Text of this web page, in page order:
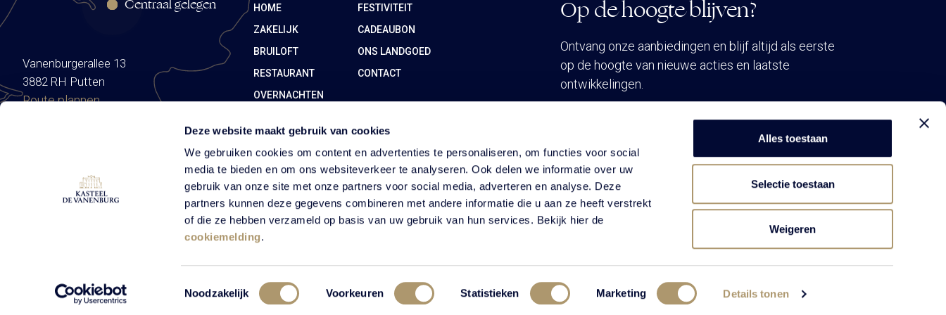
Deze website maakt gebruik van cookies
We gebruiken cookies om content en advertenties te personaliseren, om functies voor social
media te bieden en om ons websiteverkeer te analyseren. Ook delen we informatie over uw
gebruik van onze site met onze partners voor social media, adverteren en analyse. Deze
partners kunnen deze gegevens combineren met andere informatie die u aan ze heeft verstrekt
of die ze hebben verzameld op basis van uw gebruik van hun services. Bekijk hier de
cookiemelding.
Toestemmingsselectie
Noodzakelijk Voorkeuren Statistieken Marketing Details tonen
Alles toestaan
Selectie toestaan
Weigeren
Centraal gelegen
Vanenburgerallee 13
3882 RH Putten
Route plannen
HOME
FESTIVITEIT
ZAKELIJK
CADEAUBON
BRUILOFT
ONS LANDGOED
RESTAURANT
CONTACT
OVERNACHTEN
Op de hoogte blijven?
Ontvang onze aanbiedingen en blijf altijd als eerste
op de hoogte van nieuwe acties en laatste
ontwikkelingen.